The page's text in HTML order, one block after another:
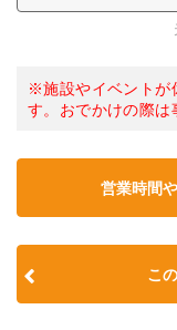
※施設やイベントが
す。おでかけの際は
営業時間
こ